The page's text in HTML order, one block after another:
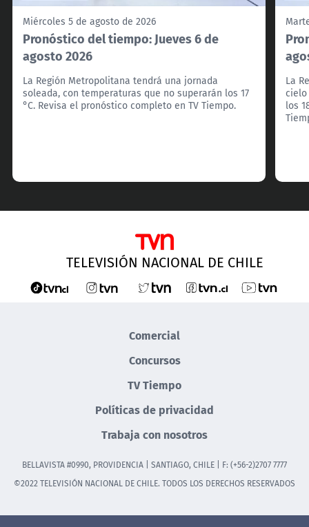
Miércoles 5 de agosto de 2026
Pronóstico del tiempo: Jueves 6 de
agosto 2026
La Región Metropolitana tendrá una jornada
soleada, con temperaturas que no superarán los 17
°C. Revisa el pronóstico completo en TV Tiempo.
La
cielo
los
TELEVISIÓN NACIONAL DE CHILE
Comercial
Concursos
TV Tiempo
Políticas de privacidad
Trabaja con nosotros
BELLAVISTA #0990, PROVIDENCIA | SANTIAGO, CHILE | F: (+56-2)2707 7777
©2022 TELEVISIÓN NACIONAL DE CHILE. TODOS LOS DERECHOS RESERVADOS